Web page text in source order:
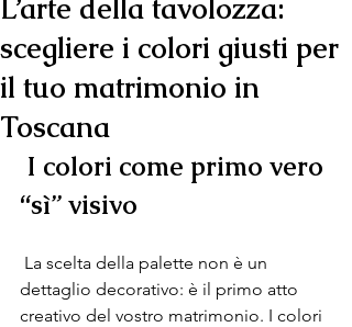
L’arte della tavolozza:
scegliere i colori giusti per
il tuo matrimonio in
Toscana
I colori come primo vero
“sì” visivo
La scelta della palette non è un
dettaglio decorativo: è il primo atto
creativo del vostro matrimonio. I colori